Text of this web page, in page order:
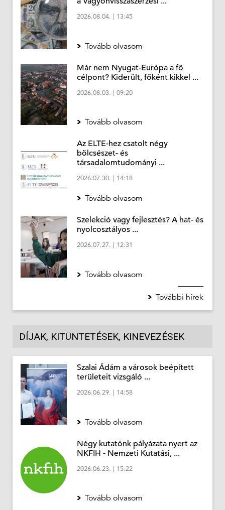
2026.08.04. | 13:45
Tovább olvasom
Már nem Nyugat-Európa a fő
célpont? Kiderült, főként kikkel ...
2026.08.03. | 09:20
Tovább olvasom
Az ELTE-hez csatolt négy
bölcsészet- és
társadalomtudományi ...
2026.07.30. 14:18
Tovább olvasom
Szelekció vagy fejlesztés? A hat- és
nyolcosztályos ...
2026.07.27. | 12:31
Tovább olvasom
További hírek
DÍJAK, KITÜNTETÉSEK, KINEVEZÉSEK
Szalai Ádám a városok beépített
területeit vizsgáló ...
2026.06.29. | 14:58
Tovább olvasom
Négy kutatónk pályázata nyert az
NKFIH - Nemzeti Kutatási, ...
2026.06.23. | 15:22
Tovább olvasom